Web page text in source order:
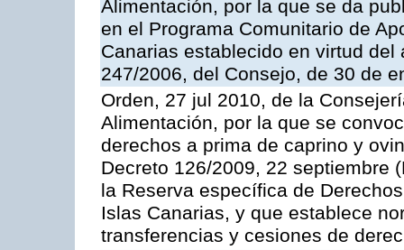
Alimentación, por la que se da
en el Programa Comunitario de
Canarias establecido en virtud del
247/2006, del Consejo, de 30 de
Orden, 27 jul 2010, de la
Alimentación, por la que se
derechos a prima de caprino y
Decreto 126/2009, 22 septiembre
la Reserva específica de
Islas Canarias, y que establece
transferencias y cesiones de